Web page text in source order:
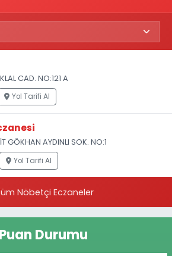
CAD. NO:121 A
Yol Tarifi Al
GÖKHAN AYDINLI SOK. NO:1
Yol Tarifi Al
Nöbetçi Eczaneler
Durumu